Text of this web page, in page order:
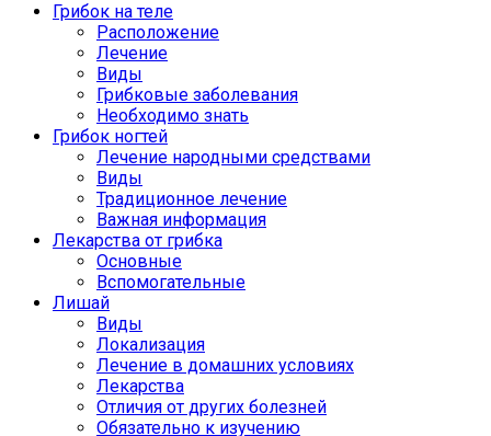
Грибок на теле
Расположение
Лечение
Виды
Грибковые заболевания
Необходимо знать
Грибок ногтей
Лечение народными средствами
Виды
Традиционное лечение
Важная информация
Лекарства от грибка
Основные
Вспомогательные
Лишай
Виды
Локализация
Лечение в домашних условиях
Лекарства
Отличия от других болезней
Обязательно к изучению